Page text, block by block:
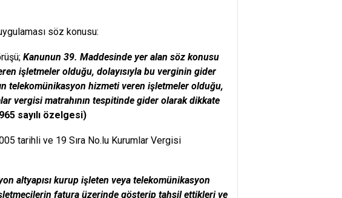
söz konusu:
Kanunun 39. Maddesinde yer alan söz konusu
işletmeler olduğu, dolayısıyla bu verginin gider
telekomünikasyon hizmeti veren işletmeler olduğu,
vergisi matrahının tespitinde gider olarak dikkate
sayılı özelgesi)
tarihli ve 19 Sıra No.lu Kurumlar Vergisi
altyapısı kurup işleten veya telekomünikasyon
fatura üzerinde gösterip tahsil ettikleri ve